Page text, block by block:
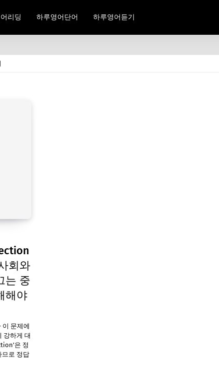
리딩 하루영어단어 하루영어듣기
회와
는 중
해야
문제에
강하게 대
은 정
므로 정답